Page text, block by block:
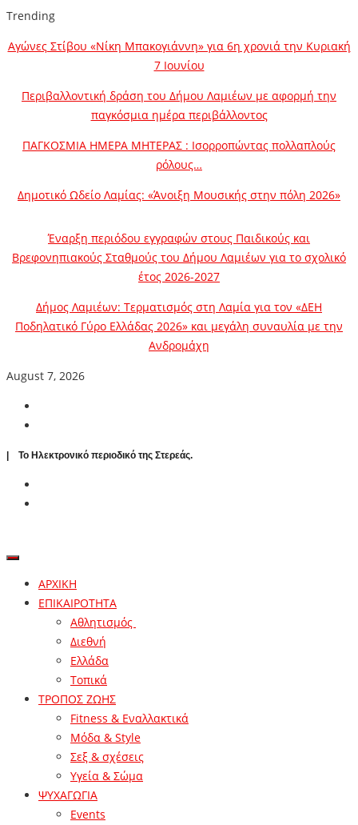
Trending
Αγώνες Στίβου «Νίκη Μπακογιάννη» για 6η χρονιά την Κυριακή
7 Ιουνίου
Περιβαλλοντική δράση του Δήμου Λαμιέων με αφορμή την
παγκόσμια ημέρα περιβάλλοντος
ΠΑΓΚΟΣΜΙΑ ΗΜΕΡΑ ΜΗΤΕΡΑΣ : Ισορροπώντας πολλαπλούς
ρόλους…
Δημοτικό Ωδείο Λαμίας: «Άνοιξη Μουσικής στην πόλη 2026»
Έναρξη περιόδου εγγραφών στους Παιδικούς και
Βρεφονηπιακούς Σταθμούς του Δήμου Λαμιέων για το σχολικό
έτος 2026-2027
Δήμος Λαμιέων: Τερματισμός στη Λαμία για τον «ΔΕΗ
Ποδηλατικό Γύρο Ελλάδας 2026» και μεγάλη συναυλία με την
Ανδρομάχη
August 7, 2026
| To Ηλεκτρονικό περιοδικό της Στερεάς.
ΑΡΧΙΚΗ
ΕΠΙΚΑΙΡΟΤΗΤΑ
Αθλητισμός
Διεθνή
Ελλάδα
Τοπικά
ΤΡΟΠΟΣ ΖΩΗΣ
Fitness & Εναλλακτικά
Μόδα & Style
Σεξ & σχέσεις
Υγεία & Σώμα
ΨΥΧΑΓΩΓΙΑ
Events